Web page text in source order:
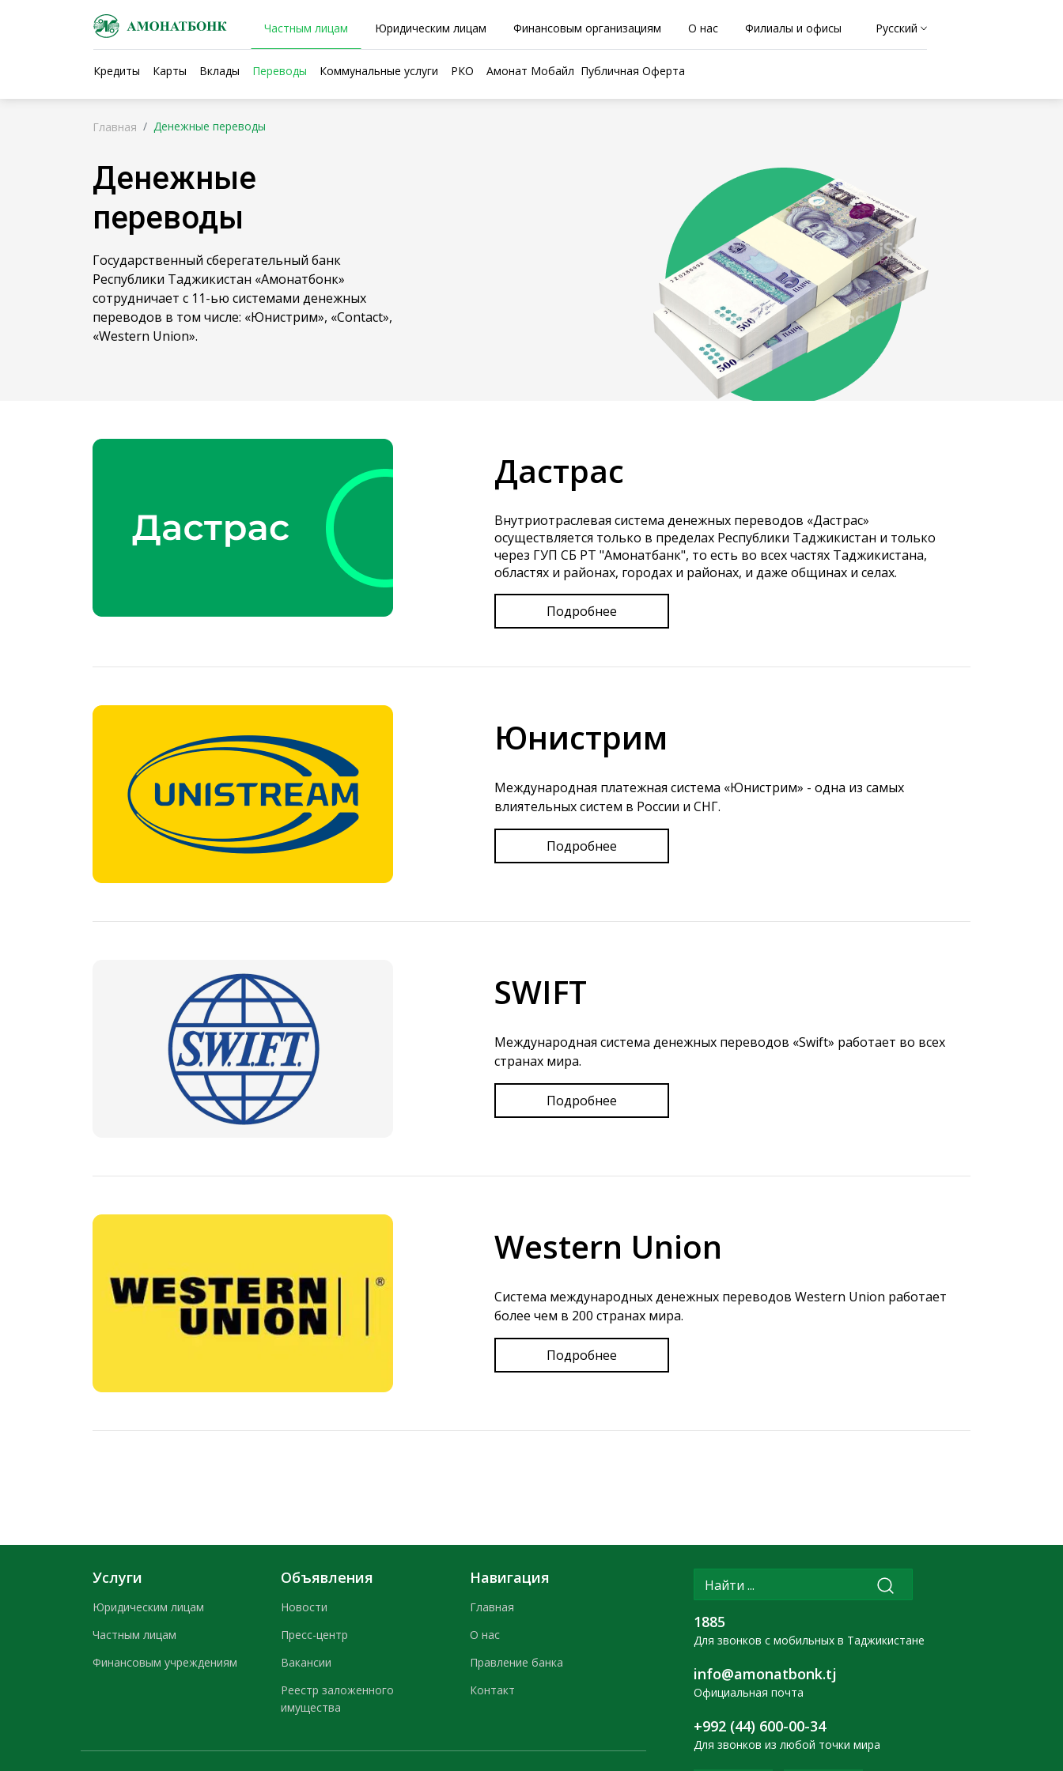
Частным лицам Юридическим лицам Финансовым организациям О нас Филиалы и офисы Русский
Кредиты Карты Вклады Переводы Коммунальные услуги РКО Амонат Мобайл Публичная Оферта
Главная Денежные переводы
Денежные
переводы
Государственный сберегательный банк
Республики Таджикистан «Амонатбонк»
сотрудничает с 11-ью системами денежных
переводов в том числе: «Юнистрим», «Contact»,
«Western Union».
Дастрас
Внутриотраслевая система денежных переводов «Дастрас»
осуществляется только в пределах Республики Таджикистан и только
через ГУП СБ РТ "Амонатбанк", то есть во всех частях Таджикистана,
областях и районах, городах и районах, и даже общинах и селах.
Подробнее
Юнистрим
Международная платежная система «Юнистрим» - одна из самых
влиятельных систем в России и СНГ.
Подробнее
SWIFT
Международная система денежных переводов «Swift» работает во всех
странах мира.
Подробнее
Western Union
Система международных денежных переводов Western Union работает
более чем в 200 странах мира.
Подробнее
Услуги
Юридическим лицам
Частным лицам
Финансовым учреждениям
Объявления
Новости
Пресс-центр
Вакансии
Реестр заложенного
имущества
Навигация
Главная
О нас
Правление банка
Контакт
1885
Для звонков с мобильных в Таджикистане
info@amonatbonk.tj
Официальная почта
+992 (44) 600-00-34
Для звонков из любой точки мира